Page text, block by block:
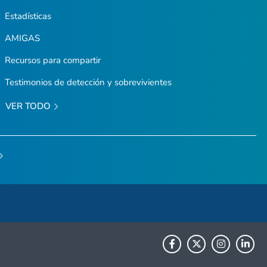
Estadísticas
AMIGAS
Recursos para compartir
Testimonios de detección y sobrevivientes
VER TODO